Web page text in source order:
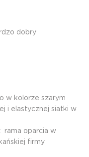
dobry
w kolorze szarym
i elastycznej siatki w
rama oparcia w
firmy